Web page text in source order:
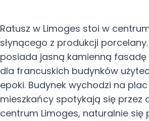
Ratusz w Limoges stoi w
słynącego z produkcji
posiada jasną kamienną
dla francuskich budynków
epoki. Budynek wychodzi na
mieszkańcy spotykają się przez
centrum Limoges, naturalnie się